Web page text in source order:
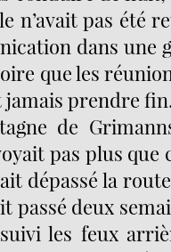
n’avait pas été
dans une
que les
jamais prendre
de
pas plus que
dépassé la
passé deux
les feux